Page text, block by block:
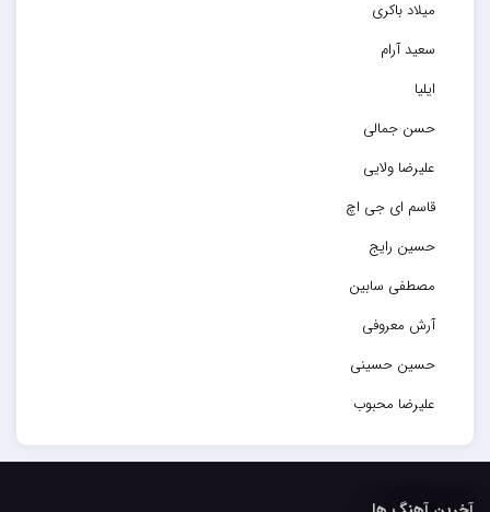
میلاد باکری
سعید آرام
ایلیا
حسن جمالی
علیرضا ولایی
قاسم ای جی اچ
حسین رایج
مصطفی سابین
آرش معروفی
حسین حسینی
علیرضا محبوب
حسین حصارکی